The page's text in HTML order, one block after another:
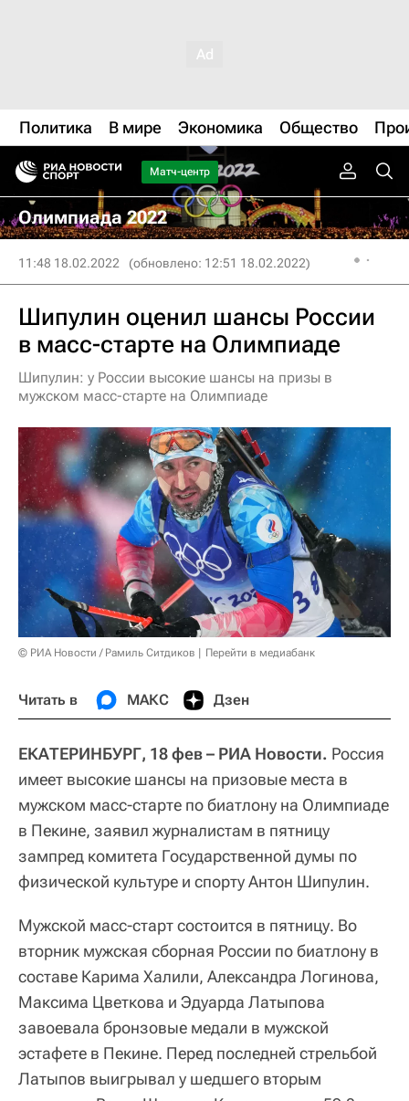
Политика В мире Экономика Общество
Матч-центр
Олимпиада 2022
11:48 18.02.2022 (обновлено: 12:51 18.02.2022)
Шипулин оценил шансы России
в масс-старте на Олимпиаде
Шипулин: у России высокие шансы на призы в
мужском масс-старте на Олимпиаде
© РИА Новости / Рамиль Ситдиков Перейти в медиабанк
Читать в МАКС Дзен
ЕКАТЕРИНБУРГ, 18 фев – РИА Новости. Россия
имеет высокие шансы на призовые места в
мужском масс-старте по биатлону на Олимпиаде
в Пекине, заявил журналистам в пятницу
зампред комитета Государственной думы по
физической культуре и спорту Антон Шипулин.
Мужской масс-старт состоится в пятницу. Во
вторник мужская сборная России по биатлону в
составе Карима Халили, Александра Логинова,
Максима Цветкова и Эдуарда Латыпова
завоевала бронзовые медали в мужской
эстафете в Пекине. Перед последней стрельбой
Латыпов выигрывал у шедшего вторым